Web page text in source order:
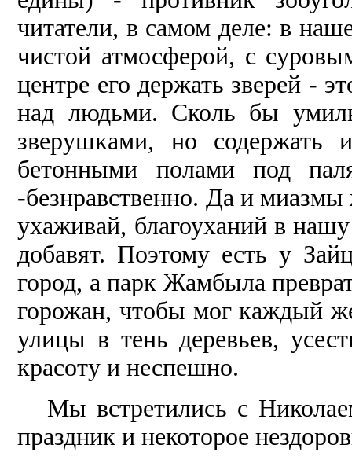
читатели, в самом де­ле: в
чистой атмосфе­рой, с
центре его держать зверей -
над людьми. Сколь бы
зверушками, но содер­жать
бетонными полами под
-безнравственно. Да и
ухаживай, благоуханий в
добавят. Поэтому есть у
город, а парк Жамбыла
горожан, чтобы мог каждый
улицы в тень деревьев,
красоту и неспешно.
Мы встретились с
праздник и некоторое